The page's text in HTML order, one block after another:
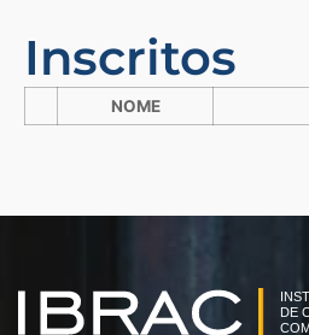
Inscritos
NOME